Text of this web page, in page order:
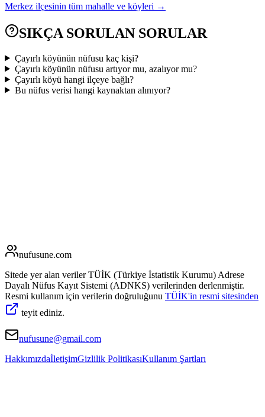
Merkez ilçesinin tüm mahalle ve köyleri →
SIKÇA SORULAN SORULAR
Çayırlı köyünün nüfusu kaç kişi?
Çayırlı köyünün nüfusu artıyor mu, azalıyor mu?
Çayırlı köyü hangi ilçeye bağlı?
Bu nüfus verisi hangi kaynaktan alınıyor?
nufusune.com
Sitede yer alan veriler TÜİK (Türkiye İstatistik Kurumu) Adrese
Dayalı Nüfus Kayıt Sistemi (ADNKS) verilerinden derlenmiştir.
Resmi kullanım için verilerin doğruluğunu TÜİK'in resmi sitesinden
teyit ediniz.
nufusune@gmail.com
HakkımızdaİletişimGizlilik PolitikasıKullanım Şartları